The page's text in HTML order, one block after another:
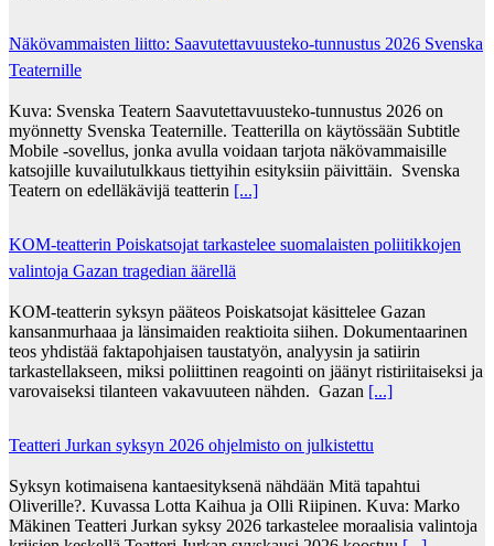
Näkövammaisten liitto: Saavutettavuusteko-tunnustus 2026 Svenska
Teaternille
Kuva: Svenska Teatern Saavutettavuusteko-tunnustus 2026 on
myönnetty Svenska Teaternille. Teatterilla on käytössään Subtitle
Mobile -sovellus, jonka avulla voidaan tarjota näkövammaisille
katsojille kuvailutulkkaus tiettyihin esityksiin päivittäin. Svenska
Teatern on edelläkävijä teatterin [...]
KOM-teatterin Poiskatsojat tarkastelee suomalaisten poliitikkojen
valintoja Gazan tragedian äärellä
KOM-teatterin syksyn pääteos Poiskatsojat käsittelee Gazan
kansanmurhaaa ja länsimaiden reaktioita siihen. Dokumentaarinen
teos yhdistää faktapohjaisen taustatyön, analyysin ja satiirin
tarkastellakseen, miksi poliittinen reagointi on jäänyt ristiriitaiseksi ja
varovaiseksi tilanteen vakavuuteen nähden. Gazan [...]
Teatteri Jurkan syksyn 2026 ohjelmisto on julkistettu
Syksyn kotimaisena kantaesityksenä nähdään Mitä tapahtui
Oliverille?. Kuvassa Lotta Kaihua ja Olli Riipinen. Kuva: Marko
Mäkinen Teatteri Jurkan syksy 2026 tarkastelee moraalisia valintoja